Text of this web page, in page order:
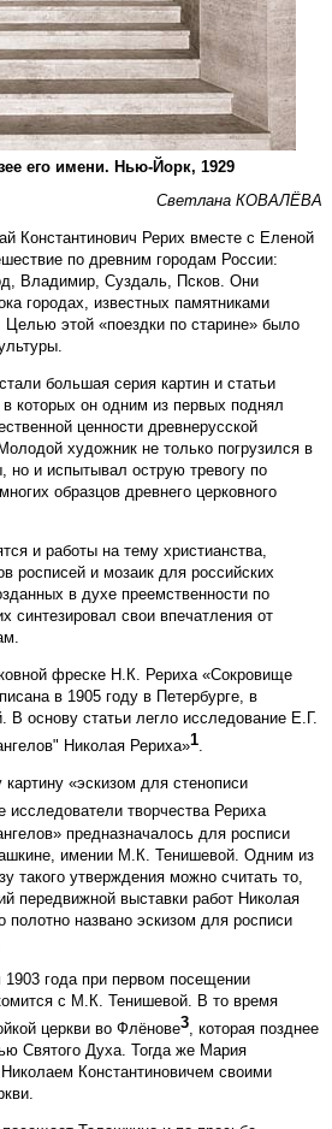
его имени. Нью­-Йорк, 1929
Светлана КОВАЛЁВА
Константинович Рерих вместе с Еленой
по древним городам России:
Владимир, Суздаль, Псков. Они
городах, известных памятниками
Целью этой «поездки по старине» было
большая серия картин и статьи
которых он одним из первых поднял
ценности древнерусской
художник не только погрузился в
но и испытывал острую тревогу по
образцов древнего церковного
и работы на тему христианства,
росписей и мозаик для российских
в духе преемственности по
синтезировал свои впечатления от
фреске Н.К. Рериха «Сокровище
в 1905 году в Петербурге, в
В основу статьи легло исследование Е.Г.
Николая Рериха»1.
«эскизом для стенописи
исследователи творчества Рериха
предназначалось для росписи
имении М.К. Тенишевой. Одним из
такого утверждения можно считать то,
передвижной выставки работ Николая
полотно названо эскизом для росписи
года при первом посещении
с М.К. Тенишевой. В то время
церкви во Флёнове3 , которая позднее
Святого Духа. Тогда же Мария
Константиновичем своими